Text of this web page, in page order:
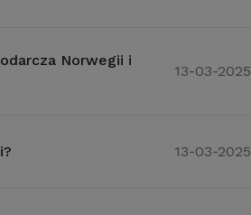
Norwegii i
13-03-2025
13-03-2025